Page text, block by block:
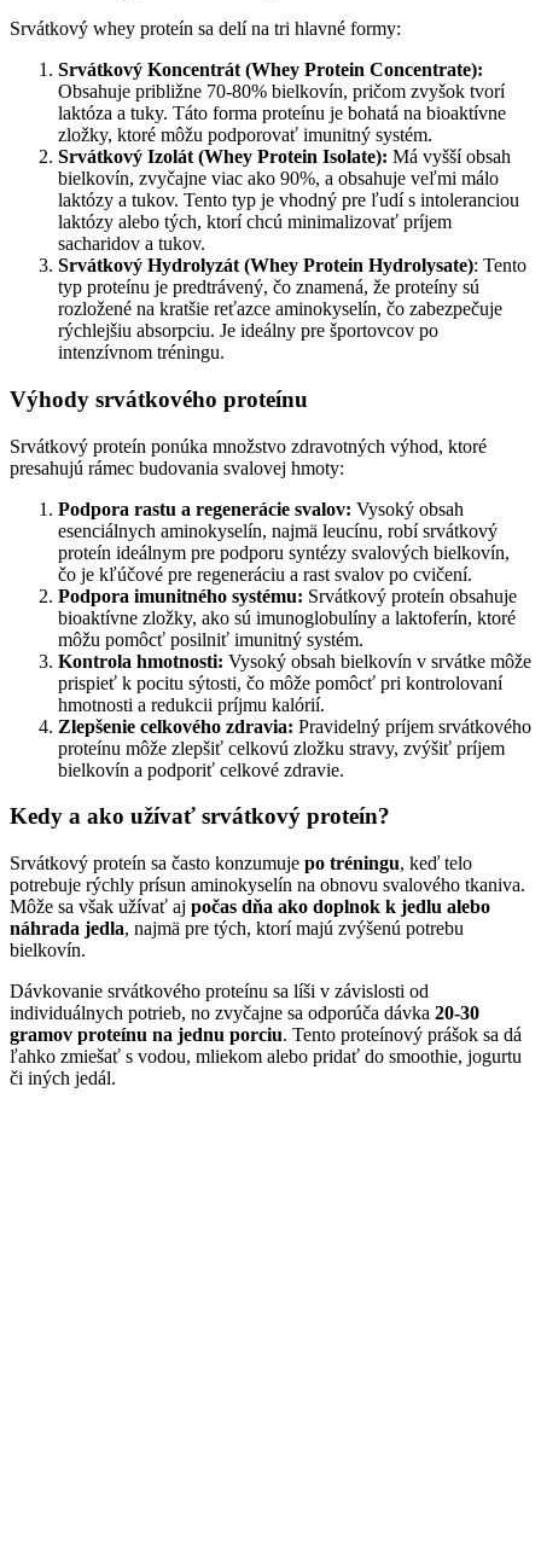
Srvátkový whey proteín sa delí na tri hlavné formy:
Srvátkový Koncentrát (Whey Protein Concentrate):
Obsahuje približne 70-80% bielkovín, pričom zvyšok tvorí
laktóza a tuky. Táto forma proteínu je bohatá na bioaktívne
zložky, ktoré môžu podporovať imunitný systém.
Srvátkový Izolát (Whey Protein Isolate): Má vyšší obsah
bielkovín, zvyčajne viac ako 90%, a obsahuje veľmi málo
laktózy a tukov. Tento typ je vhodný pre ľudí s intoleranciou
laktózy alebo tých, ktorí chcú minimalizovať príjem
sacharidov a tukov.
Srvátkový Hydrolyzát (Whey Protein Hydrolysate): Tento
typ proteínu je predtrávený, čo znamená, že proteíny sú
rozložené na kratšie reťazce aminokyselín, čo zabezpečuje
rýchlejšiu absorpciu. Je ideálny pre športovcov po
intenzívnom tréningu.
Výhody srvátkového proteínu
Srvátkový proteín ponúka množstvo zdravotných výhod, ktoré
presahujú rámec budovania svalovej hmoty:
Podpora rastu a regenerácie svalov: Vysoký obsah
esenciálnych aminokyselín, najmä leucínu, robí srvátkový
proteín ideálnym pre podporu syntézy svalových bielkovín,
čo je kľúčové pre regeneráciu a rast svalov po cvičení.
Podpora imunitného systému: Srvátkový proteín obsahuje
bioaktívne zložky, ako sú imunoglobulíny a laktoferín, ktoré
môžu pomôcť posilniť imunitný systém.
Kontrola hmotnosti: Vysoký obsah bielkovín v srvátke môže
prispieť k pocitu sýtosti, čo môže pomôcť pri kontrolovaní
hmotnosti a redukcii príjmu kalórií.
Zlepšenie celkového zdravia: Pravidelný príjem srvátkového
proteínu môže zlepšiť celkovú zložku stravy, zvýšiť príjem
bielkovín a podporiť celkové zdravie.
Kedy a ako užívať srvátkový proteín?
Srvátkový proteín sa často konzumuje po tréningu, keď telo
potrebuje rýchly prísun aminokyselín na obnovu svalového tkaniva.
Môže sa však užívať aj počas dňa ako doplnok k jedlu alebo
náhrada jedla, najmä pre tých, ktorí majú zvýšenú potrebu
bielkovín.
Dávkovanie srvátkového proteínu sa líši v závislosti od
individuálnych potrieb, no zvyčajne sa odporúča dávka 20-30
gramov proteínu na jednu porciu. Tento proteínový prášok sa dá
ľahko zmiešať s vodou, mliekom alebo pridať do smoothie, jogurtu
či iných jedál.